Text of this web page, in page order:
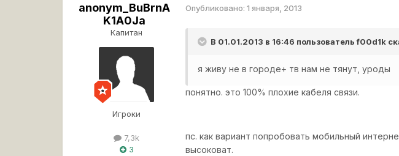
anonym_BuBrnA
K1A0Ja
Капитан
Игроки
7,3k
3
Опубликовано:1 января, 2013
В 01.01.2013 в 16:46 пользовательf00d1k
я живу не в городе+ тв нам не тянут, уроды
понятно. это 100% плохие кабеля связи.
пс. как вариант попробовать мобильный
высоковат.